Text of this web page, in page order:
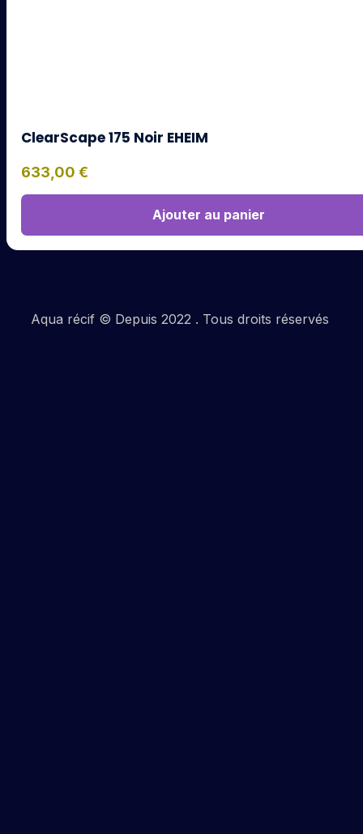
ClearScape 175 Noir EHEIM
633,00 €
Ajouter au panier
Aqua récif © Depuis 2022 . Tous droits réservés